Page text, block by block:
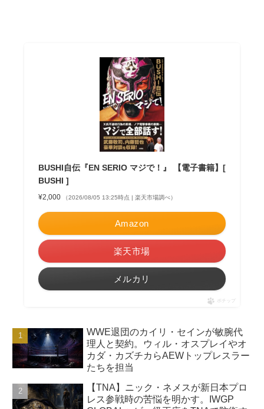
BUSHI自伝『EN SERIO マジで！』 【電子書籍】[
BUSHI ]
¥2,000 （2026/08/05 13:25時点 | 楽天市場調べ）
Amazon
楽天市場
メルカリ
ポチップ
WWE退団のカイリ・セインが敏腕代
理人と契約。ウィル・オスプレイやオ
カダ・カズチカらAEWトップレスラー
たちを担当
【TNA】ニック・ネメスが新日本プロ
レス参戦時の苦悩を明かす。IWGP